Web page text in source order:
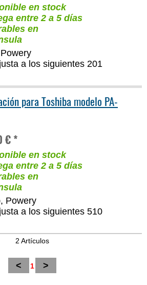
en stock
entre 2 a 5 días
en
a los siguientes 201
para Toshiba modelo PA-
€ *
en stock
entre 2 a 5 días
en
Powery
a los siguientes 510
2 Artículos
< 1 >